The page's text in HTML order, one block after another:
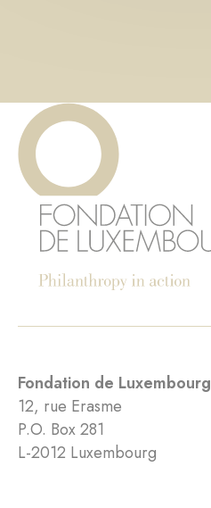
Fondation de Luxembourg
12, rue Erasme
P.O. Box 281
L-2012 Luxembourg